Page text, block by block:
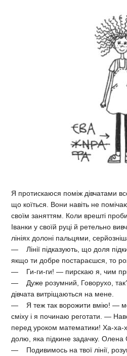
Я протискаюся поміж дівчатами
що коїться. Вони навіть не
своїм заняттям. Коли врешті
Іванки у своїй руці й ретельно
лініях долоні пальцями,
— Лінії підказують, що доля
якщо ти добре постараєшся, то
— Ги-ги-ги! — пирскаю я, чим
— Дуже розумний, Говорухо,
дівчата витріщаються на мене.
— Я теж так ворожити вмію! —
сміху і я починаю реготати. —
перед уроком математики! Ха-ха-
долю, яка підкине задачку. Олена
— Подивимось на твої лінії,